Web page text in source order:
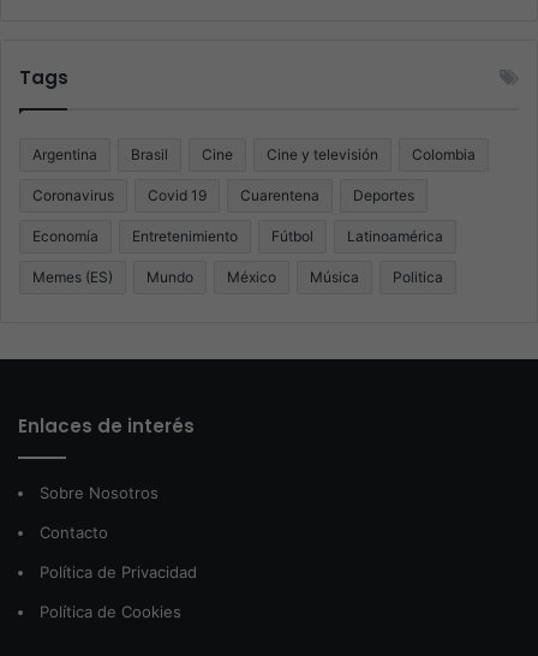
Tags
Argentina Brasil Cine Cine y televisión Colombia
Coronavirus Covid 19 Cuarentena Deportes
Economía Entretenimiento Fútbol Latinoamérica
Memes (ES) Mundo México Música Politica
Enlaces de interés
Sobre Nosotros
Contacto
Política de Privacidad
Política de Cookies